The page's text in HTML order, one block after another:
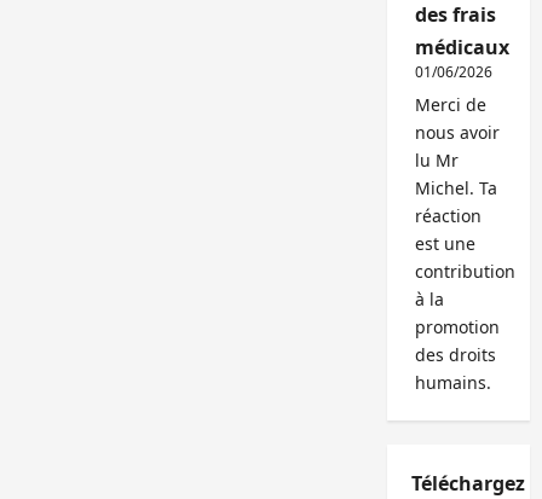
des frais
médicaux
01/06/2026
Merci de
nous avoir
lu Mr
Michel. Ta
réaction
est une
contribution
à la
promotion
des droits
humains.
Téléchargez